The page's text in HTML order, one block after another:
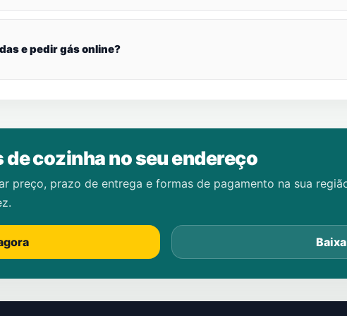
e pedir gás online?
cozinha no seu endereço
preço, prazo de entrega e formas de pagamento na sua